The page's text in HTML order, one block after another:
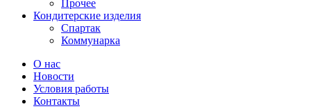
Прочее
Кондитерские изделия
Спартак
Коммунарка
О нас
Новости
Условия работы
Контакты